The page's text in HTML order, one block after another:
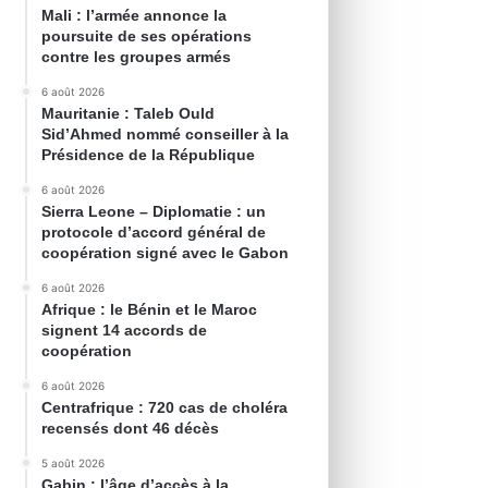
Mali : l’armée annonce la
poursuite de ses opérations
contre les groupes armés
6 août 2026
Mauritanie : Taleb Ould
Sid’Ahmed nommé conseiller à la
Présidence de la République
6 août 2026
Sierra Leone – Diplomatie : un
protocole d’accord général de
coopération signé avec le Gabon
6 août 2026
Afrique : le Bénin et le Maroc
signent 14 accords de
coopération
6 août 2026
Centrafrique : 720 cas de choléra
recensés dont 46 décès
5 août 2026